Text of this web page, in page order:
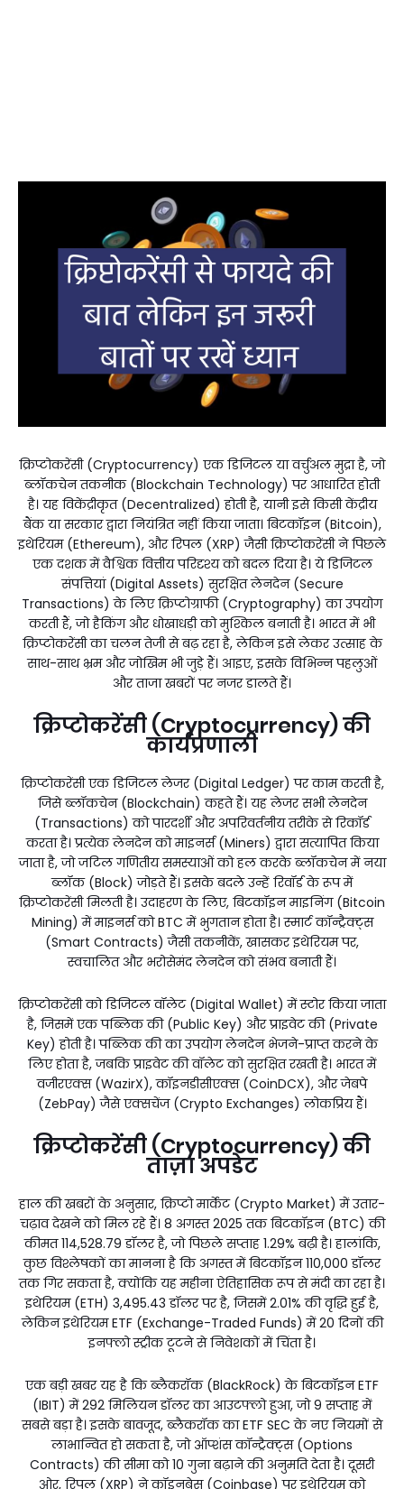
क्रिप्टोकरेंसी (Cryptocurrency) एक डिजिटल या वर्चुअल मुद्रा है, जो
ब्लॉकचेन तकनीक (Blockchain Technology) पर आधारित होती
है। यह विकेंद्रीकृत (Decentralized) होती है, यानी इसे किसी केंद्रीय
बैंक या सरकार द्वारा नियंत्रित नहीं किया जाता। बिटकॉइन (Bitcoin),
इथेरियम (Ethereum), और रिपल (XRP) जैसी क्रिप्टोकरेंसी ने पिछले
एक दशक में वैश्विक वित्तीय परिदृश्य को बदल दिया है। ये डिजिटल
संपत्तियां (Digital Assets) सुरक्षित लेनदेन (Secure
Transactions) के लिए क्रिप्टोग्राफी (Cryptography) का उपयोग
करती हैं, जो हैकिंग और धोखाधड़ी को मुश्किल बनाती है। भारत में भी
क्रिप्टोकरेंसी का चलन तेजी से बढ़ रहा है, लेकिन इसे लेकर उत्साह के
साथ-साथ भ्रम और जोखिम भी जुड़े हैं। आइए, इसके विभिन्न पहलुओं
और ताजा खबरों पर नजर डालते हैं।
क्रिप्टोकरेंसी (Cryptocurrency) की
कार्यप्रणाली
क्रिप्टोकरेंसी एक डिजिटल लेजर (Digital Ledger) पर काम करती है,
जिसे ब्लॉकचेन (Blockchain) कहते हैं। यह लेजर सभी लेनदेन
(Transactions) को पारदर्शी और अपरिवर्तनीय तरीके से रिकॉर्ड
करता है। प्रत्येक लेनदेन को माइनर्स (Miners) द्वारा सत्यापित किया
जाता है, जो जटिल गणितीय समस्याओं को हल करके ब्लॉकचेन में नया
ब्लॉक (Block) जोड़ते हैं। इसके बदले उन्हें रिवॉर्ड के रूप में
क्रिप्टोकरेंसी मिलती है। उदाहरण के लिए, बिटकॉइन माइनिंग (Bitcoin
Mining) में माइनर्स को BTC में भुगतान होता है। स्मार्ट कॉन्ट्रैक्ट्स
(Smart Contracts) जैसी तकनीकें, खासकर इथेरियम पर,
स्वचालित और भरोसेमंद लेनदेन को संभव बनाती हैं।
क्रिप्टोकरेंसी को डिजिटल वॉलेट (Digital Wallet) में स्टोर किया जाता
है, जिसमें एक पब्लिक की (Public Key) और प्राइवेट की (Private
Key) होती है। पब्लिक की का उपयोग लेनदेन भेजने-प्राप्त करने के
लिए होता है, जबकि प्राइवेट की वॉलेट को सुरक्षित रखती है। भारत में
वजीरएक्स (WazirX), कॉइनडीसीएक्स (CoinDCX), और जेबपे
(ZebPay) जैसे एक्सचेंज (Crypto Exchanges) लोकप्रिय हैं।
क्रिप्टोकरेंसी (Cryptocurrency) की
ताज़ा अपडेट
हाल की खबरों के अनुसार, क्रिप्टो मार्केट (Crypto Market) में उतार-
चढ़ाव देखने को मिल रहे हैं। 8 अगस्त 2025 तक बिटकॉइन (BTC) की
कीमत 114,528.79 डॉलर है, जो पिछले सप्ताह 1.29% बढ़ी है। हालांकि,
कुछ विश्लेषकों का मानना है कि अगस्त में बिटकॉइन 110,000 डॉलर
तक गिर सकता है, क्योंकि यह महीना ऐतिहासिक रूप से मंदी का रहा है।
इथेरियम (ETH) 3,495.43 डॉलर पर है, जिसमें 2.01% की वृद्धि हुई है,
लेकिन इथेरियम ETF (Exchange-Traded Funds) में 20 दिनों की
इनफ्लो स्ट्रीक टूटने से निवेशकों में चिंता है।
एक बड़ी खबर यह है कि ब्लैकरॉक (BlackRock) के बिटकॉइन ETF
(IBIT) में 292 मिलियन डॉलर का आउटफ्लो हुआ, जो 9 सप्ताह में
सबसे बड़ा है। इसके बावजूद, ब्लैकरॉक का ETF SEC के नए नियमों से
लाभान्वित हो सकता है, जो ऑप्शंस कॉन्ट्रैक्ट्स (Options
Contracts) की सीमा को 10 गुना बढ़ाने की अनुमति देता है। दूसरी
ओर, रिपल (XRP) ने कॉइनबेस (Coinbase) पर इथेरियम को